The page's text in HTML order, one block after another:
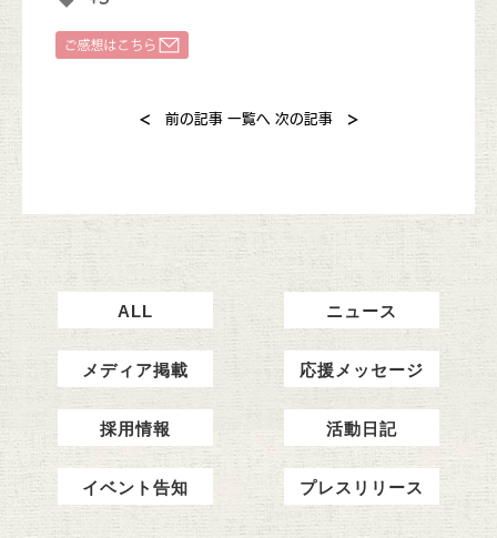
< 前の記事 一覧へ 次の記事 >
ALL ニュース
メディア掲載 応援メッセージ
採用情報 活動日記
イベント告知 プレスリリース